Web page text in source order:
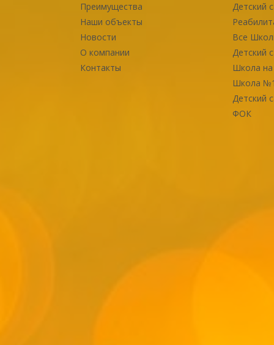
Преимущества
Наши объекты
Новости
О компании
Контакты
Детский
Все
Детский
Школа
Школа
Детский
ФОК